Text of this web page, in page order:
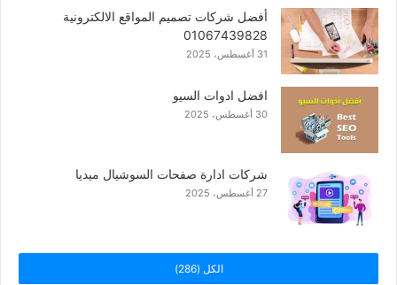
أفضل شركات تصميم المواقع الالكترونية
01067439828
31 أغسطس، 2025
افضل ادوات السيو
30 أغسطس، 2025
شركات ادارة صفحات السوشيال ميديا
27 أغسطس، 2025
الكل (286)